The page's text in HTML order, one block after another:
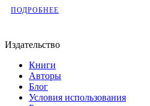
ПОДРОБНЕЕ
Издательство
Книги
Авторы
Блог
Условия использования